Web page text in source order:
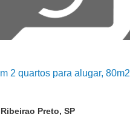
2 quartos para alugar, 80m2
Preto, SP